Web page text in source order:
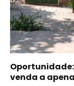
venda a